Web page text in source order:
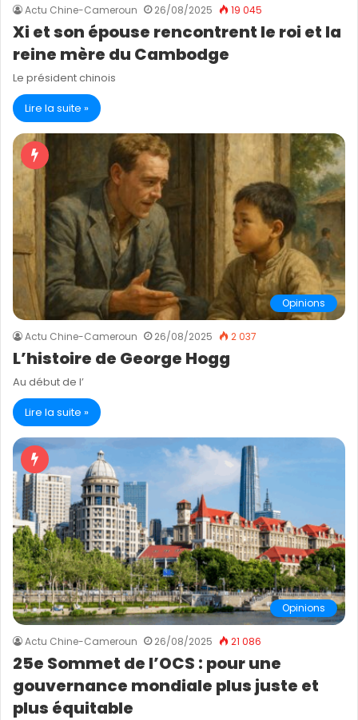
Actu Chine-Cameroun 26/08/2025 19 045
Xi et son épouse rencontrent le roi et la
reine mère du Cambodge
Le président chinois
Lire la suite »
Opinions
Actu Chine-Cameroun 26/08/2025 2 037
L’histoire de George Hogg
Au début de l’
Lire la suite »
Opinions
Actu Chine-Cameroun 26/08/2025 21 086
25e Sommet de l’OCS : pour une
gouvernance mondiale plus juste et
plus équitable